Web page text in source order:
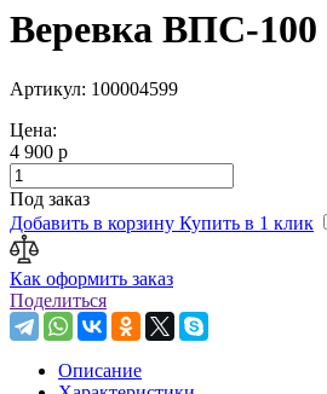
Веревка ВПС-100
Артикул: 100004599
Цена:
4 900 р
Под заказ
Добавить в корзину Купить в 1 клик
Как оформить заказ
Поделиться
Описание